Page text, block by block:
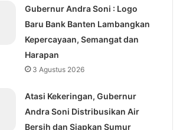
Gubernur Andra Soni : Logo
Baru Bank Banten Lambangkan
Kepercayaan, Semangat dan
Harapan
3 Agustus 2026
Atasi Kekeringan, Gubernur
Andra Soni Distribusikan Air
Bersih dan Siapkan Sumur